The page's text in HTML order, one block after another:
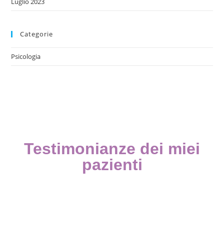
Categorie
Psicologia
Testimonianze dei miei
pazienti